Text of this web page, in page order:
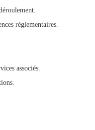
réglementaires.
associés.